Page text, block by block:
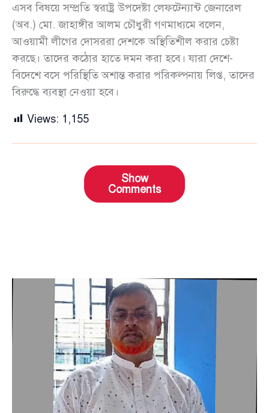
এসব বিষয়ে সম্প্রতি স্বরাষ্ট্র উপদেষ্টা লেফটেন্যান্ট জেনারেল
(অব.) মো. জাহাঙ্গীর আলম চৌধুরী গণমাধ্যমে বলেন,
আওয়ামী লীগের দোসররা দেশকে অস্থিতিশীল করার চেষ্টা
করছে। তাদের কঠোর হাতে দমন করা হবে। যারা দেশে-
বিদেশে বসে পরিস্থিতি অশান্ত করার পরিকল্পনায় লিপ্ত, তাদের
বিরুদ্ধে ব্যবস্থা নেওয়া হবে।
Views: 1,155
Show
Comments